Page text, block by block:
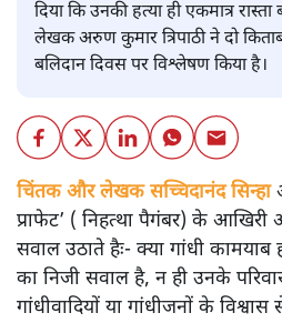
दिया कि उनकी हत्या ही एकमात्र रास्ता
लेखक अरुण कुमार त्रिपाठी ने दो
बलिदान दिवस पर विश्लेषण किया है।
चिंतक और लेखक सच्चिदानंद सिन्हा
प्राफेट’ ( निहत्था पैगंबर) के आखिरी
सवाल उठाते हैः- क्या गांधी कामयाब
का निजी सवाल है, न ही उनके
गांधीवादियों या गांधीजनों के